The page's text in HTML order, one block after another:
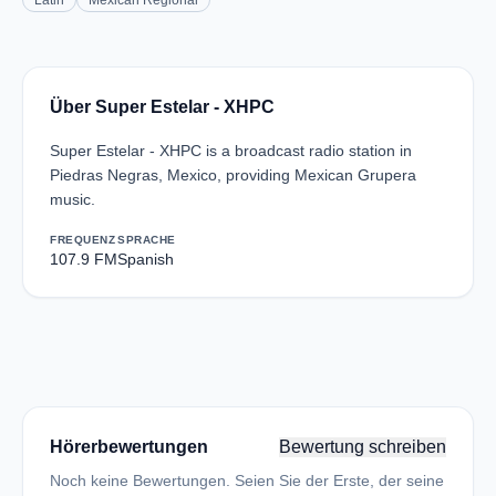
Über Super Estelar - XHPC
Super Estelar - XHPC is a broadcast radio station in
Piedras Negras, Mexico, providing Mexican Grupera
music.
FREQUENZ
107.9 FM
SPRACHE
Spanish
Hörerbewertungen Bewertung schreiben
Noch keine Bewertungen. Seien Sie der Erste, der seine